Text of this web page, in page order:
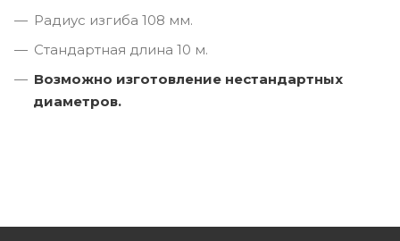
Радиус изгиба 108 мм.
Cтандартная длина 10 м.
Возможно изготовление нестандартных
диаметров.